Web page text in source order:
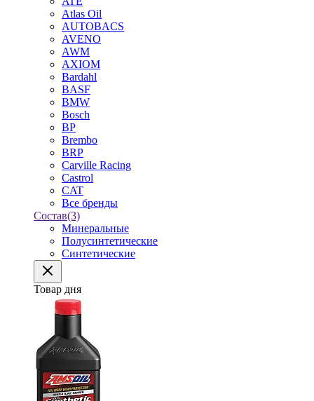
Atlas Oil
AUTOBACS
AVENO
AWM
AXIOM
Bardahl
BASF
BMW
Bosch
BP
Brembo
BRP
Carville Racing
Castrol
CAT
Все бренды
Состав(3)
Минеральные
Полусинтетические
Синтетические
Товар дня